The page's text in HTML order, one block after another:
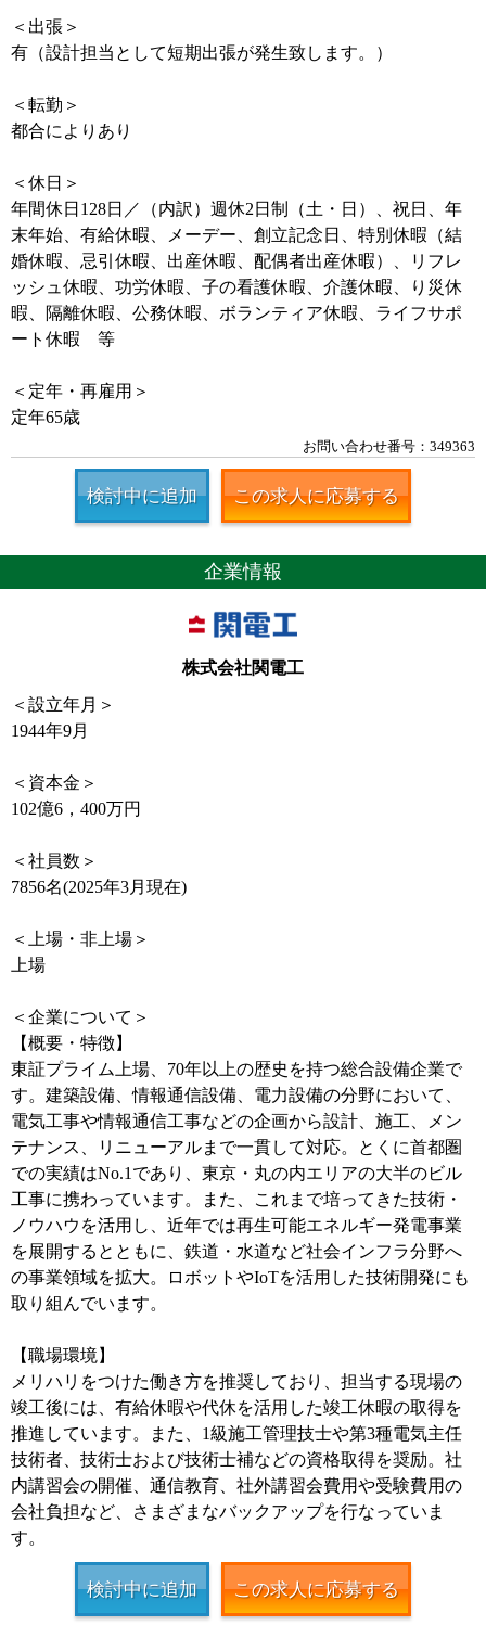
＜出張＞
有（設計担当として短期出張が発生致します。）
＜転勤＞
都合によりあり
＜休日＞
年間休日128日／（内訳）週休2日制（土・日）、祝日、年
末年始、有給休暇、メーデー、創立記念日、特別休暇（結
婚休暇、忌引休暇、出産休暇、配偶者出産休暇）、リフレ
ッシュ休暇、功労休暇、子の看護休暇、介護休暇、り災休
暇、隔離休暇、公務休暇、ボランティア休暇、ライフサポ
ート休暇 等
＜定年・再雇用＞
定年65歳
お問い合わせ番号：349363
検討中に追加 この求人に応募する
企業情報
株式会社関電工
＜設立年月＞
1944年9月
＜資本金＞
102億6，400万円
＜社員数＞
7856名(2025年3月現在)
＜上場・非上場＞
上場
＜企業について＞
【概要・特徴】
東証プライム上場、70年以上の歴史を持つ総合設備企業で
す。建築設備、情報通信設備、電力設備の分野において、
電気工事や情報通信工事などの企画から設計、施工、メン
テナンス、リニューアルまで一貫して対応。とくに首都圏
での実績はNo.1であり、東京・丸の内エリアの大半のビル
工事に携わっています。また、これまで培ってきた技術・
ノウハウを活用し、近年では再生可能エネルギー発電事業
を展開するとともに、鉄道・水道など社会インフラ分野へ
の事業領域を拡大。ロボットやIoTを活用した技術開発にも
取り組んでいます。
【職場環境】
メリハリをつけた働き方を推奨しており、担当する現場の
竣工後には、有給休暇や代休を活用した竣工休暇の取得を
推進しています。また、1級施工管理技士や第3種電気主任
技術者、技術士および技術士補などの資格取得を奨励。社
内講習会の開催、通信教育、社外講習会費用や受験費用の
会社負担など、さまざまなバックアップを行なっていま
す。
検討中に追加 この求人に応募する